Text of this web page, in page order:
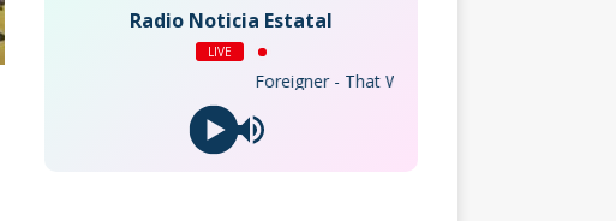
Radio Noticia Estatal
LIVE
Foreigner - That Was Yesterday